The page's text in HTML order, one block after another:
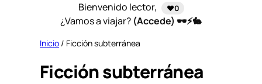
Bienvenido lector, ❤️0
¿Vamos a viajar? (Accede) 🕶️⚡🐇
Inicio / Ficción subterránea
Ficción subterránea